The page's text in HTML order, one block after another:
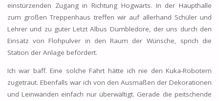
einstürzenden Zugang in Richtung Hogwarts. In der Haupthalle
zum großen Treppenhaus treffen wir auf allerhand Schüler und
Lehrer und zu guter Letzt Albus Dumbledore, der uns durch den
Einsatz von Flohpulver in den Raum der Wünsche, sprich die
Station der Anlage befördert.
Ich war baff. Eine solche Fahrt hätte ich nie den Kuka-Robotern
zugetraut. Ebenfalls war ich von den Ausmaßen der Dekorationen
und Leinwänden einfach nur überwältigt. Gerade die peitschende